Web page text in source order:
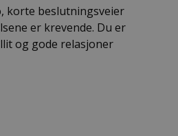
korte beslutningsveier
er krevende. Du er
og gode relasjoner